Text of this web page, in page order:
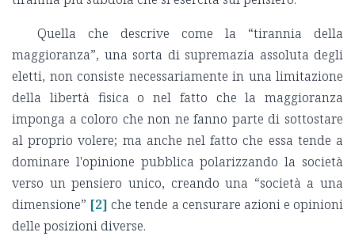
Quella che descrive come la “tirannia della
maggioranza”, una sorta di supremazia assoluta degli
eletti, non consiste necessariamente in una limitazione
della libertà fisica o nel fatto che la maggioranza
imponga a coloro che non ne fanno parte di sottostare
al proprio volere; ma anche nel fatto che essa tende a
dominare l'opinione pubblica polarizzando la società
verso un pensiero unico, creando una “società a una
dimensione” [2] che tende a censurare azioni e opinioni
delle posizioni diverse.